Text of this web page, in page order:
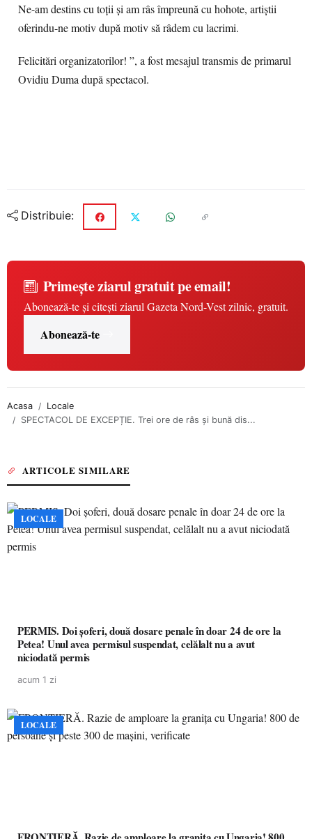
Ne-am destins cu toții și am râs împreună cu hohote, artiștii
oferindu-ne motiv după motiv să râdem cu lacrimi.
Felicitări organizatorilor! ”, a fost mesajul transmis de primarul
Ovidiu Duma după spectacol.
Distribuie:
Primește ziarul gratuit pe email!
Abonează-te și citești ziarul Gazeta Nord-Vest zilnic, gratuit.
Abonează-te
Acasa
Locale
SPECTACOL DE EXCEPȚIE. Trei ore de râs și bună dis...
ARTICOLE SIMILARE
LOCALE
PERMIS. Doi șoferi, două dosare penale în doar 24 de ore la
Petea! Unul avea permisul suspendat, celălalt nu a avut
niciodată permis
acum 1 zi
LOCALE